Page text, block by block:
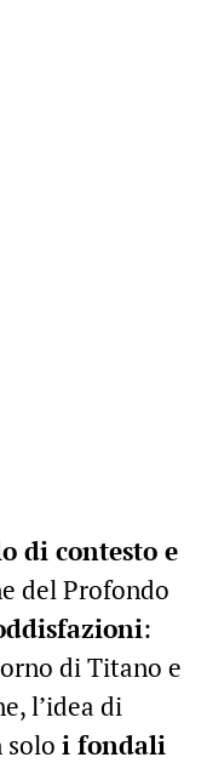
di contesto e
del Profondo
:
di Titano e
l’idea di
solo i fondali